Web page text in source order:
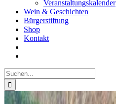
Veranstaltungskalender
Wein & Geschichten
Bürgerstiftung
Shop
Kontakt
Suche
nach: